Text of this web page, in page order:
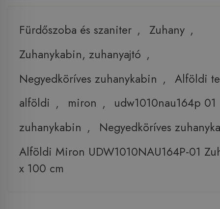
Fürdőszoba és szaniter , Zuhany ,
Zuhanykabin, zuhanyajtó ,
Negyedköríves zuhanykabin , Alföldi
alföldi , miron ,
udw1010nau164p 01
zuhanykabin ,
Negyedköríves
Alföldi Miron UDW1010NAU164P-01
x 100 cm